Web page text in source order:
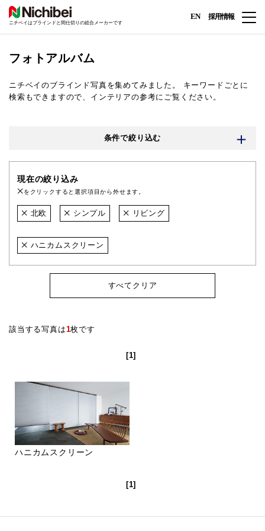
ニチベイはブラインドと間仕切りの総合メーカーです
EN 採用情報
フォトアルバム
ニチベイのブラインド写真を集めてみました。
キーワードごとに
検索もできますので、インテリアの参考にご覧ください。
条件で絞り込む
現在の絞り込み
をクリックすると選択項目から外せます。
北欧 シンプル リビング
ハニカムスクリーン
すべてクリア
該当する写真は1枚です
[1]
ハニカムスクリーン
[1]